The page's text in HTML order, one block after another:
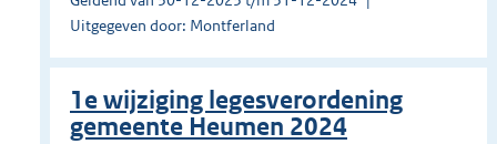
Uitgegeven door: Montferland
1e wijziging legesverordening
gemeente Heumen 2024